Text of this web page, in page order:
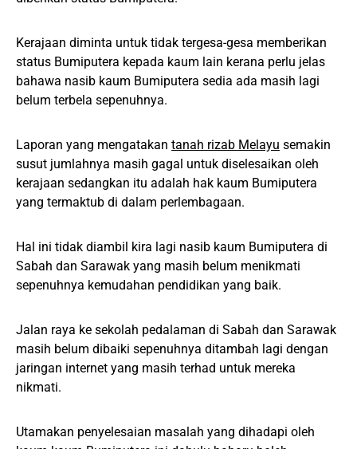
Kerajaan diminta untuk tidak tergesa-gesa memberikan
status Bumiputera kepada kaum lain kerana perlu jelas
bahawa nasib kaum Bumiputera sedia ada masih lagi
belum terbela sepenuhnya.
Laporan yang mengatakan tanah rizab Melayu semakin
susut jumlahnya masih gagal untuk diselesaikan oleh
kerajaan sedangkan itu adalah hak kaum Bumiputera
yang termaktub di dalam perlembagaan.
Hal ini tidak diambil kira lagi nasib kaum Bumiputera di
Sabah dan Sarawak yang masih belum menikmati
sepenuhnya kemudahan pendidikan yang baik.
Jalan raya ke sekolah pedalaman di Sabah dan Sarawak
masih belum dibaiki sepenuhnya ditambah lagi dengan
jaringan internet yang masih terhad untuk mereka
nikmati.
Utamakan penyelesaian masalah yang dihadapi oleh